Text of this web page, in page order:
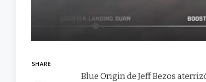
SHARE
Blue Origin de Jeff Bezos